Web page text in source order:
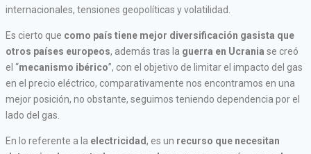
internacionales, tensiones geopolíticas y volatilidad.
Es cierto que como país tiene mejor diversificación gasista que
otros países europeos, además tras la guerra en Ucrania se creó
el “mecanismo ibérico”, con el objetivo de limitar el impacto del gas
en el precio eléctrico, comparativamente nos encontramos en una
mejor posición, no obstante, seguimos teniendo dependencia por el
lado del gas.
En lo referente a la electricidad, es un recurso que necesitan